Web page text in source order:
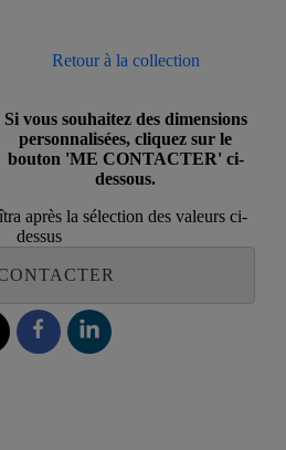
Retour à la collection
Si vous souhaitez des dimensions
personnalisées, cliquez sur le
bouton 'ME CONTACTER' ci-
dessous.
après la sélection des valeurs ci-
dessus